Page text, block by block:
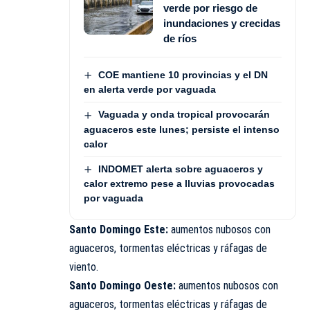
verde por riesgo de
inundaciones y crecidas
de ríos
COE mantiene 10 provincias y el DN
en alerta verde por vaguada
Vaguada y onda tropical provocarán
aguaceros este lunes; persiste el intenso
calor
INDOMET alerta sobre aguaceros y
calor extremo pese a lluvias provocadas
por vaguada
Santo Domingo Este: aumentos nubosos con
aguaceros, tormentas eléctricas y ráfagas de
viento.
Santo Domingo Oeste: aumentos nubosos con
aguaceros, tormentas eléctricas y ráfagas de